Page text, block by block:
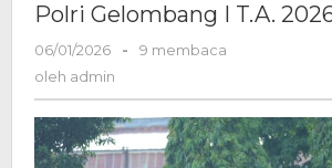
Pembentukan
Polri
I
T.A.
2026
Polri Gelombang I T.A.
06/01/2026
oleh
-
9 membaca
oleh admin